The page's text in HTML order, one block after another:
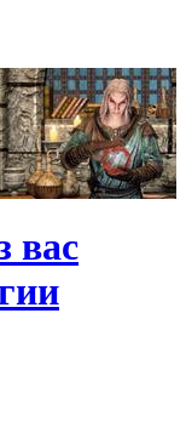
вас